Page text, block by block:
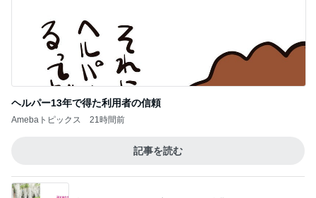
ヘルパー13年で得た利用者の信頼
Amebaトピックス 21時間前
記事を読む